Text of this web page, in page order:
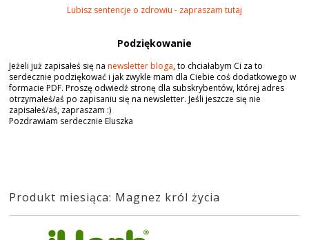
Lubisz sentencje o zdrowiu - zapraszam tutaj
Podziękowanie
Jeżeli już zapisałeś się nanewsletter bloga, to chciałabym Ci za to
serdecznie podziękować i jak zwykle mam dla Ciebie coś dodatkowego w
formacie PDF. Proszę odwiedź stronę dla subskrybentów, której adres
otrzymałeś/aś po zapisaniu się na newsletter. Jeśli jeszcze się nie
zapisałeś/aś, zapraszam :)
Pozdrawiam serdecznie Eluszka
Produkt miesiąca: Magnez król życia